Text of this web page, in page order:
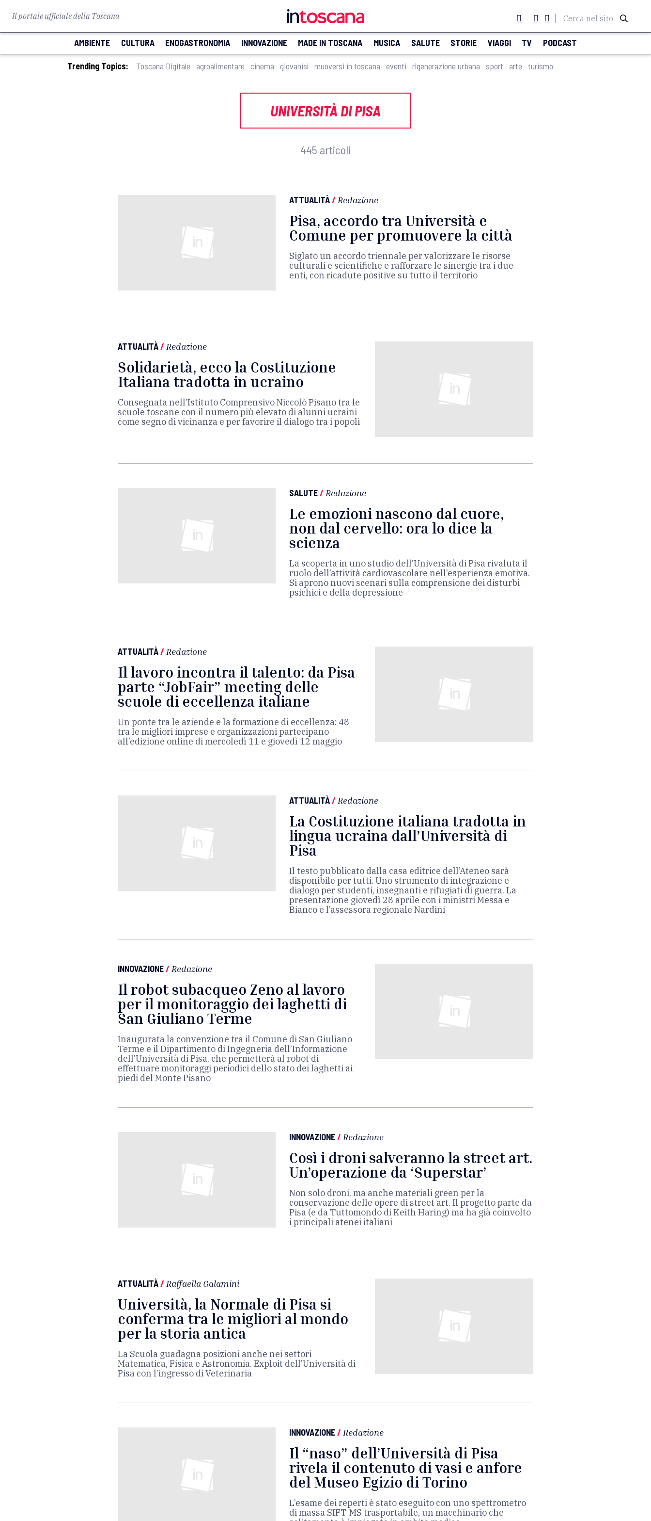
Il portale ufficiale della Toscana Cerca nel sito
AMBIENTE CULTURA ENOGASTRONOMIA INNOVAZIONE MADE IN TOSCANA MUSICA SALUTE STORIE VIAGGI TV PODCAST
Trending Topics: Toscana Digitale agroalimentare cinema giovanisì muoversi in toscana eventi rigenerazione urbana sport arte turismo
UNIVERSITÀ DI PISA
445 articoli
ATTUALITÀ/ Redazione
Pisa, accordo tra Università e
Comune per promuovere la città
Siglato un accordo triennale per valorizzare le risorse
culturali e scientifiche e rafforzare le sinergie tra i due
enti, con ricadute positive su tutto il territorio
ATTUALITÀ/ Redazione
Solidarietà, ecco la Costituzione
Italiana tradotta in ucraino
Consegnata nell’Istituto Comprensivo Niccolò Pisano tra le
scuole toscane con il numero più elevato di alunni ucraini
come segno di vicinanza e per favorire il dialogo tra i popoli
SALUTE/ Redazione
Le emozioni nascono dal cuore,
non dal cervello: ora lo dice la
scienza
La scoperta in uno studio dell’Università di Pisa rivaluta il
ruolo dell’attività cardiovascolare nell’esperienza emotiva.
Si aprono nuovi scenari sulla comprensione dei disturbi
psichici e della depressione
ATTUALITÀ/ Redazione
Il lavoro incontra il talento: da Pisa
parte “JobFair” meeting delle
scuole di eccellenza italiane
Un ponte tra le aziende e la formazione di eccellenza: 48
tra le migliori imprese e organizzazioni partecipano
all’edizione online di mercoledì 11 e giovedì 12 maggio
ATTUALITÀ/ Redazione
La Costituzione italiana tradotta in
lingua ucraina dall’Università di
Pisa
Il testo pubblicato dalla casa editrice dell’Ateneo sarà
disponibile per tutti. Uno strumento di integrazione e
dialogo per studenti, insegnanti e rifugiati di guerra. La
presentazione giovedì 28 aprile con i ministri Messa e
Bianco e l’assessora regionale Nardini
INNOVAZIONE/ Redazione
Il robot subacqueo Zeno al lavoro
per il monitoraggio dei laghetti di
San Giuliano Terme
Inaugurata la convenzione tra il Comune di San Giuliano
Terme e il Dipartimento di Ingegneria dell’Informazione
dell’Università di Pisa, che permetterà al robot di
effettuare monitoraggi periodici dello stato dei laghetti ai
piedi del Monte Pisano
INNOVAZIONE/ Redazione
Così i droni salveranno la street art.
Un’operazione da ‘Superstar’
Non solo droni, ma anche materiali green per la
conservazione delle opere di street art. Il progetto parte da
Pisa (e da Tuttomondo di Keith Haring) ma ha già coinvolto
i principali atenei italiani
ATTUALITÀ/ Raffaella Galamini
Università, la Normale di Pisa si
conferma tra le migliori al mondo
per la storia antica
La Scuola guadagna posizioni anche nei settori
Matematica, Fisica e Astronomia. Exploit dell’Università di
Pisa con l’ingresso di Veterinaria
INNOVAZIONE/ Redazione
Il “naso” dell’Università di Pisa
rivela il contenuto di vasi e anfore
del Museo Egizio di Torino
L’esame dei reperti è stato eseguito con uno spettrometro
di massa SIFT-MS trasportabile, un macchinario che